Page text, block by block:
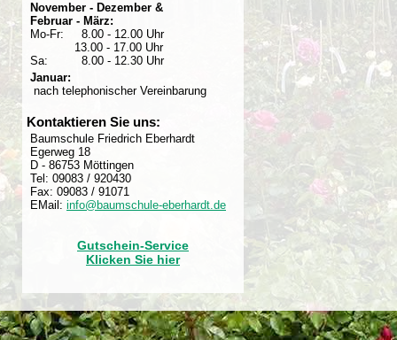
November - Dezember &
Februar - März:
Mo-Fr:
Sa:
8.00 - 12.00 Uhr
13.00 - 17.00 Uhr
8.00 - 12.30 Uhr
Januar:
nach telephonischer Vereinbarung
Kontaktieren Sie uns:
Baumschule Friedrich Eberhardt
Egerweg 18
D - 86753 Möttingen
Tel: 09083 / 920430
Fax: 09083 / 91071
EMail: info@baumschule-eberhardt.de
Gutschein-Service
Klicken Sie hier